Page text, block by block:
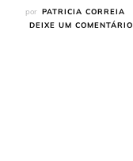
por PATRICIA CORREIA
DEIXE UM COMENTÁRIO